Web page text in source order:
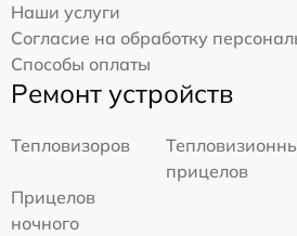
Наши услуги
Согласие на обработку
Способы оплаты
Ремонт устройств
Тепловизоров
прицелов
Прицелов
ночного